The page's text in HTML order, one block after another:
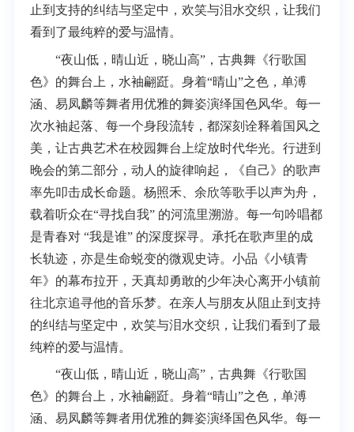
止到支持的纠结与坚定中，欢笑与泪水交织，让我们
看到了最纯粹的爱与温情。
“夜山低，晴山近，晓山高”，古典舞《行歌国
色》的舞台上，水袖翩跹。身着“晴山”之色，单溥
涵、易凤麟等舞者用优雅的舞姿演绎国色风华。每一
次水袖起落、每一个身段流转，都深刻诠释着国风之
美，让古典艺术在校园舞台上绽放时代华光。行进到
晚会的第二部分，动人的旋律响起，《自己》的歌声
率先叩击成长命题。杨照禾、余欣等歌手以声为舟，
载着听众在“寻找自我” 的河流里溯游。每一句吟唱都
是青春对 “我是谁” 的深度探寻。承托在歌声里的成
长轨迹，亦是生命蜕变的微观史诗。小品《小镇青
年》的幕布拉开，天真却勇敢的少年决心离开小镇前
往北京追寻他的音乐梦。在亲人与朋友从阻止到支持
的纠结与坚定中，欢笑与泪水交织，让我们看到了最
纯粹的爱与温情。
“夜山低，晴山近，晓山高”，古典舞《行歌国
色》的舞台上，水袖翩跹。身着“晴山”之色，单溥
涵、易凤麟等舞者用优雅的舞姿演绎国色风华。每一